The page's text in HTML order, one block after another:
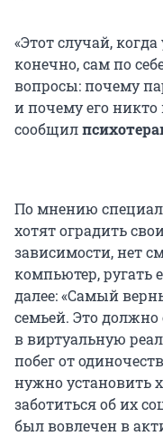
«Этот случай,
конечно, сам по
вопросы: почему
и почему его никто
сообщил
По мнению
хотят оградить
зависимости, нет
компьютер, ругать
далее: «Самый
семьей. Это должно
в виртуальную
побег от
нужно установить
заботиться об их
был вовлечен в